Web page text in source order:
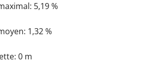
5,19 %
1,32 %
0 m